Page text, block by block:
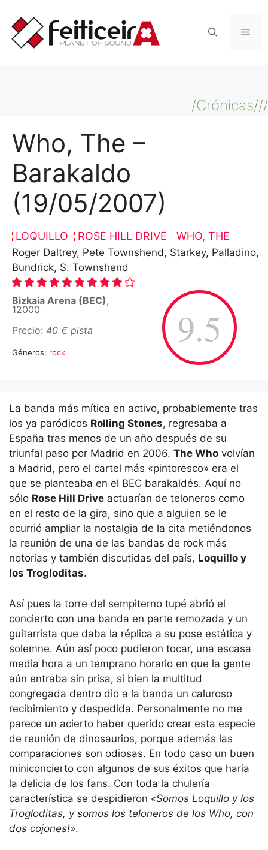
contenido
/Crónicas///
Who, The –
Barakaldo
(19/05/2007)
LOQUILLO ROSE HILL DRIVE WHO, THE
Roger Daltrey, Pete Townshend, Starkey, Palladino,
Bundrick, S. Townshend
9.5
Bizkaia Arena (BEC),
12000
Precio: 40 € pista
Géneros: rock
La banda más mítica en activo, probablemente tras
los ya paródicos Rolling Stones, regresaba a
España tras menos de un año después de su
triunfal paso por Madrid en 2006. The Who volvían
a Madrid, pero el cartel más «pintoresco» era el
que se planteaba en el BEC barakaldés. Aquí no
sólo Rose Hill Drive actuarían de teloneros como
en el resto de la gira, sino que a alguien se le
ocurrió ampliar la nostalgia de la cita metiéndonos
la reunión de una de las bandas de rock más
notorias y también discutidas del país, Loquillo y
los Trogloditas.
Así pues la torre del sempiterno tupé abrió el
concierto con una banda en parte remozada y un
guitarrista que daba la réplica a su pose estática y
solemne. Aún así poco pudieron tocar, una escasa
media hora a un temprano horario en que la gente
aún entraba sin prisa, si bien la multitud
congregada dentro dio a la banda un caluroso
recibimiento y despedida. Personalmente no me
parece un acierto haber querido crear esta especie
de reunión de dinosaurios, porque además las
comparaciones son odiosas. En todo caso un buen
miniconcierto con algunos de sus éxitos que haría
la delicia de los fans. Con toda la chulería
característica se despidieron «Somos Loquillo y los
Trogloditas, y somos los teloneros de los Who, con
dos cojones!».